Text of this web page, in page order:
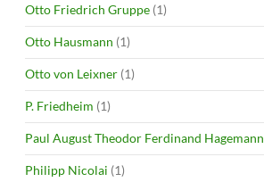
Otto Friedrich Gruppe (1)
Otto Hausmann (1)
Otto von Leixner (1)
P. Friedheim (1)
Paul August Theodor Ferdinand Hagemann
Philipp Nicolai (1)